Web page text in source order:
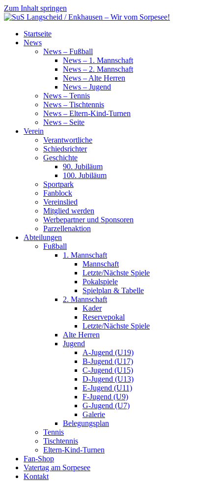
Zum Inhalt springen
SuS
Langscheid
Startseite
News
News – Fußball
News – 1. Mannschaft
News – 2. Mannschaft
News – Alte Herren
News – Jugend
News – Tennis
News – Tischtennis
News – Eltern-Kind-Turnen
News – Seite
Verein
Verantwortliche
Schiedsrichter
Geschichte
90. Jubiläum
100. Jubiläum
Sportpark
Fanblock
Vereinslied
Mitglied werden
Werbepartner und Sponsoren
Parzellenaktion
Abteilungen
Fußball
1. Mannschaft
Mannschaft
Letzte/Nächste Spiele
Pokalspiele
Spielplan & Tabelle
2. Mannschaft
Kader
Reservepokal
Letzte/Nächste Spiele
Alte Herren
Jugend
A-Jugend (U19)
B-Jugend (U17)
C-Jugend (U15)
D-Jugend (U13)
E-Jugend (U11)
F-Jugend (U9)
G-Jugend (U7)
Galerie
Belegungsplan
Tennis
Tischtennis
Eltern-Kind-Turnen
Fan-Shop
Vatertag am Sorpesee
Kontakt